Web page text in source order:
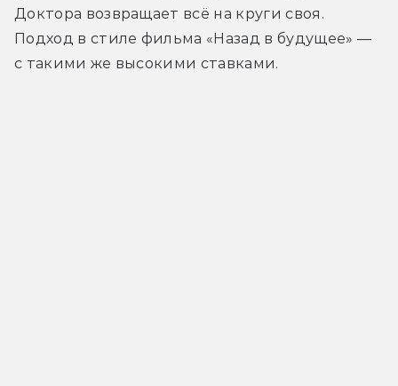
Доктора возвращает всё на круги своя.
Подход в стиле фильма «Назад в будущее» —
с такими же высокими ставками.